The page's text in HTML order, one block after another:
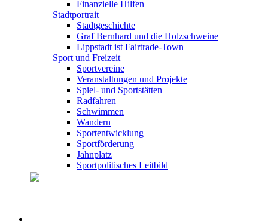
Finanzielle Hilfen
Stadtportrait
Stadtgeschichte
Graf Bernhard und die Holzschweine
Lippstadt ist Fairtrade-Town
Sport und Freizeit
Sportvereine
Veranstaltungen und Projekte
Spiel- und Sportstätten
Radfahren
Schwimmen
Wandern
Sportentwicklung
Sportförderung
Jahnplatz
Sportpolitisches Leitbild